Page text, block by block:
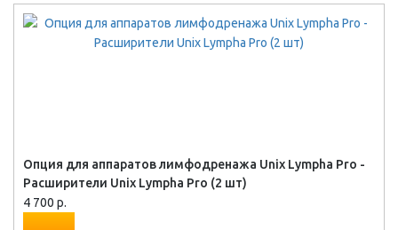
Опция для аппаратов лимфодренажа Unix Lympha Pro -
Расширители Unix Lympha Pro (2 шт)
4 700 р.